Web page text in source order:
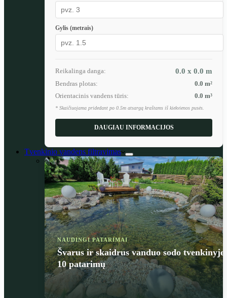
Gylis (metrais)
Reikalinga danga: 0.0 x 0.0 m
Bendras plotas: 0.0 m²
Orientacinis vandens tūris:
0.0 m³
* Skaičiuojama pridedant po 0.5m atsargą kraštams iš kiekvienos pusės.
DAUGIAU INFORMACIJOS
Tvenkinio vandens filtravimas
NAUDINGI PATARIMAI
Švarus ir skaidrus vanduo sodo tvenkinyje:
10 patarimų